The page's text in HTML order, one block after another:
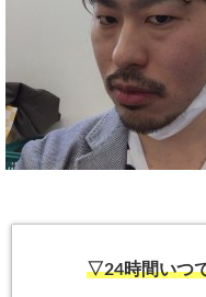
▽24時間いつ